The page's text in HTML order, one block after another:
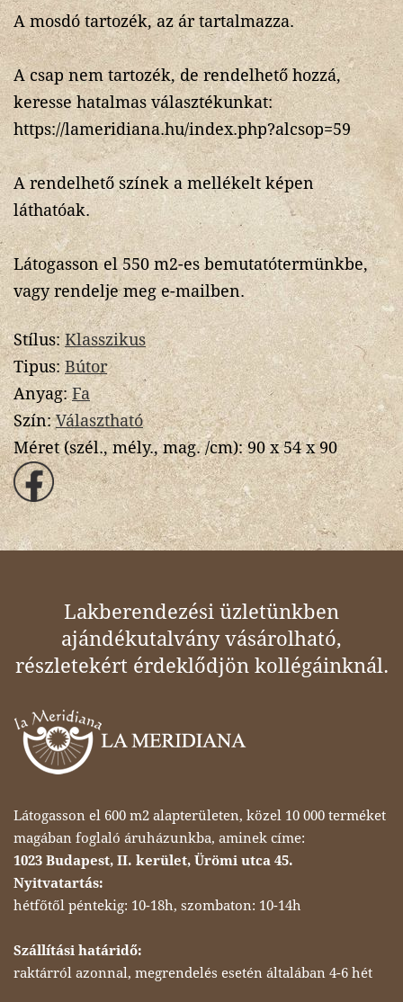
A mosdó tartozék, az ár tartalmazza.
A csap nem tartozék, de rendelhető hozzá,
keresse hatalmas választékunkat:
https://lameridiana.hu/index.php?alcsop=59
A rendelhető színek a mellékelt képen
láthatóak.
Látogasson el 550 m2-es bemutatótermünkbe,
vagy rendelje meg e-mailben.
Stílus:Klasszikus
Tipus:Bútor
Anyag:Fa
Szín:Választható
Méret (szél., mély., mag. /cm):90 x 54 x 90
Lakberendezési üzletünkben
ajándékutalvány vásárolható,
részletekért érdeklődjön kollégáinknál.
Látogasson el 600 m2 alapterületen, közel 10 000 terméket
magában foglaló áruházunkba, aminek címe:
1023 Budapest, II. kerület, Ürömi utca 45.
Nyitvatartás:
hétfőtől péntekig: 10-18h, szombaton: 10-14h
Szállítási határidő:
raktárról azonnal, megrendelés esetén általában 4-6 hét